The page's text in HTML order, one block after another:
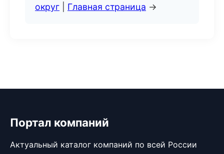
округ
Главная страница →
Портал компаний
Актуальный каталог компаний по всей России